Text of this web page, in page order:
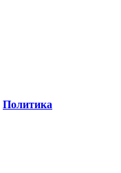
Политика